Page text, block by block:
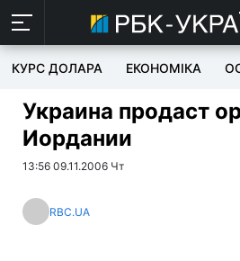
КУРС ДОЛАРА ЕКОНОМІКА
Украина продаст
Иордании
13:56 09.11.2006 Чт
RBC.UA